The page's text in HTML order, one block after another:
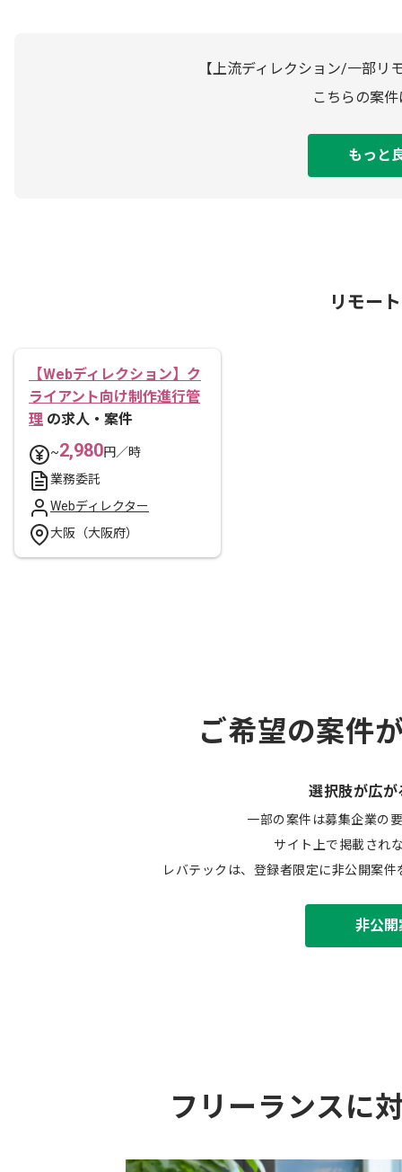
【上流ディレクション/一部リ
こちらの案
もっと
リモー
【Webディレクション】ク
ライアント向け制作進行管
理 の求人・案件
~2,980円／時
業務委託
Webディレクター
大阪（大阪府）
ご希望の案件
選択肢が広が
一部の案件は募集企業の
サイト上で掲載され
レバテックは、登録者限定に非公開案
非公
フリーランスに